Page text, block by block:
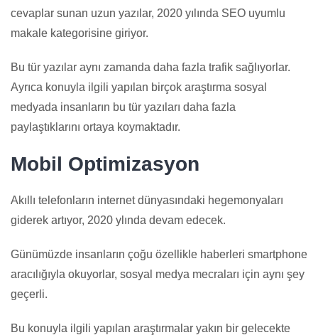
cevaplar sunan uzun yazılar, 2020 yılında SEO uyumlu
makale kategorisine giriyor.
Bu tür yazılar aynı zamanda daha fazla trafik sağlıyorlar.
Ayrıca konuyla ilgili yapılan birçok araştırma sosyal
medyada insanların bu tür yazıları daha fazla
paylaştıklarını ortaya koymaktadır.
Mobil Optimizasyon
Akıllı telefonların internet dünyasındaki hegemonyaları
giderek artıyor, 2020 ylında devam edecek.
Günümüzde insanların çoğu özellikle haberleri smartphone
aracılığıyla okuyorlar, sosyal medya mecraları için aynı şey
geçerli.
Bu konuyla ilgili yapılan araştırmalar yakın bir gelecekte